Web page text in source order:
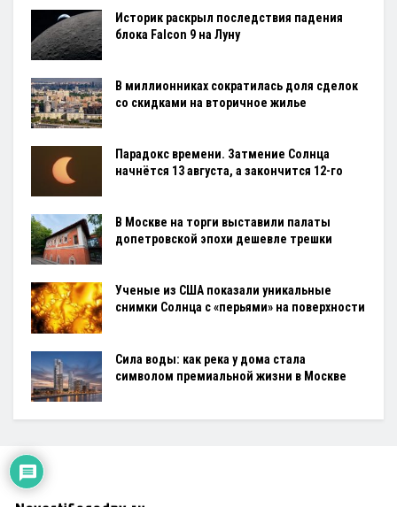
Историк раскрыл последствия падения
блока Falcon 9 на Луну
В миллионниках сократилась доля сделок
со скидками на вторичное жилье
Парадокс времени. Затмение Солнца
начнётся 13 августа, а закончится 12-го
В Москве на торги выставили палаты
допетровской эпохи дешевле трешки
Ученые из США показали уникальные
снимки Солнца с «перьями» на поверхности
Сила воды: как река у дома стала
символом премиальной жизни в Москве